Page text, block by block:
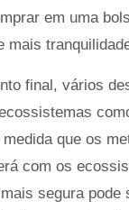
em uma
mais
final, vários
que os
com os
segura pode